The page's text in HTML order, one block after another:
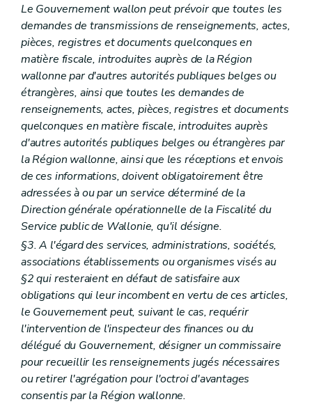
Le Gouvernement wallon peut prévoir que toutes les
demandes de transmissions de renseignements, actes,
pièces, registres et documents quelconques en
matière fiscale, introduites auprès de la Région
wallonne par d'autres autorités publiques belges ou
étrangères, ainsi que toutes les demandes de
renseignements, actes, pièces, registres et documents
quelconques en matière fiscale, introduites auprès
d'autres autorités publiques belges ou étrangères par
la Région wallonne, ainsi que les réceptions et envois
de ces informations, doivent obligatoirement être
adressées à ou par un service déterminé de la
Direction générale opérationnelle de la Fiscalité du
Service public de Wallonie, qu'il désigne.
§3. A l'égard des services, administrations, sociétés,
associations établissements ou organismes visés au
§2 qui resteraient en défaut de satisfaire aux
obligations qui leur incombent en vertu de ces articles,
le Gouvernement peut, suivant le cas, requérir
l'intervention de l'inspecteur des finances ou du
délégué du Gouvernement, désigner un commissaire
pour recueillir les renseignements jugés nécessaires
ou retirer l'agrégation pour l'octroi d'avantages
consentis par la Région wallonne.